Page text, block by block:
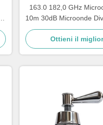
163.0 182,0 GHz
10m 30dB Microonde
Ottieni il